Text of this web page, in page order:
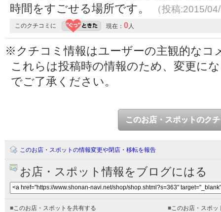
時間をすごせる場所です。
（投稿:2015/
このクチコミに 現在： 0 人
※クチコミ情報はユーザーの主観的なコ
これらは投稿時の情報のため、変更に
でご了承ください。
このお店・スポットのク
このお店・スポットの情報変更や閉店・移転を報告
お店・スポット情報をブログにはる
■ このお店・スポットを共有する ■ このお店・スポ